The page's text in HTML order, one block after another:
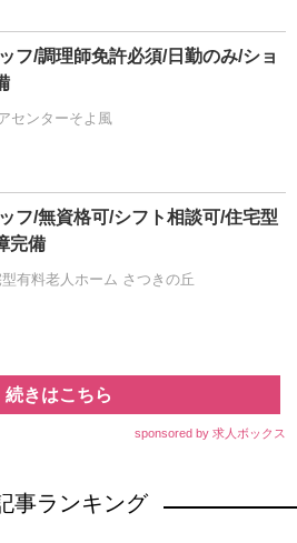
フ/調理師免許必須/日勤のみ/ショ
センターそよ風
フ/無資格可/シフト相談可/住宅型
完備
有料老人ホーム さつきの丘
続きはこちら
sponsored by 求人ボックス
事ランキング